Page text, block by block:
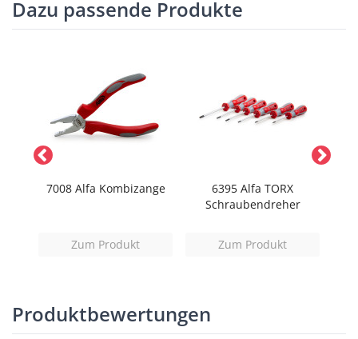
Dazu passende Produkte
7008 Alfa Kombizange
Zum Produkt
6395 Alfa TORX
Schraubendreher
Zum Produkt
Produktbewertungen